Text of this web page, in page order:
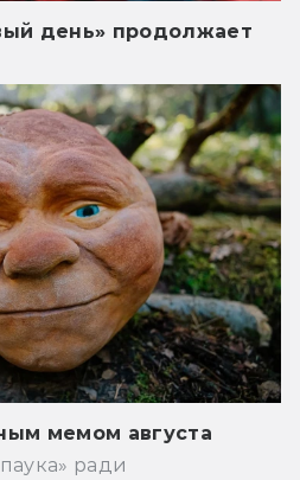
день» продолжает
мемом августа
ради